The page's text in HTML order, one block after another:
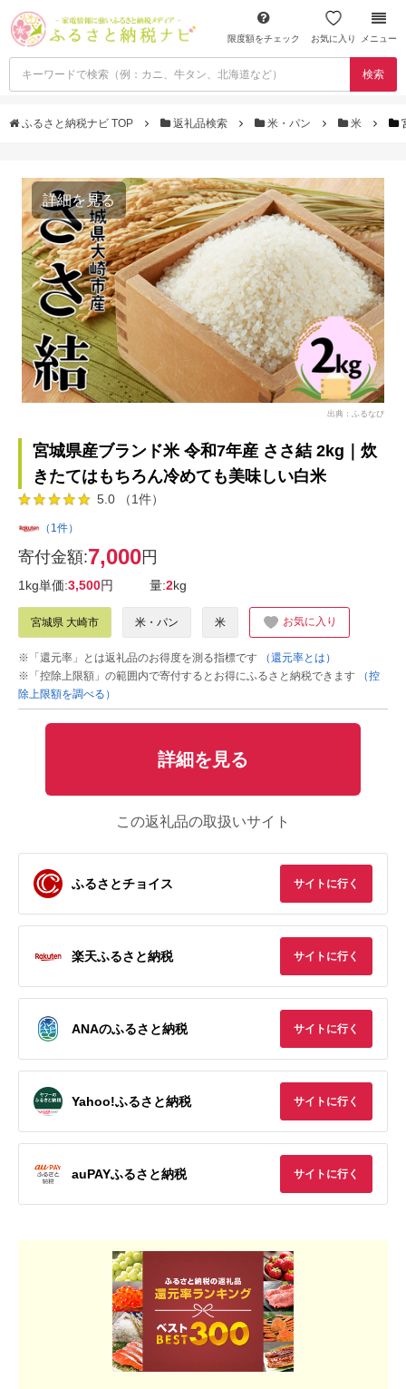
限度額をチェック お気に入り メニュー
検索
ふるさと納税ナビ TOP 返礼品検索 米・パン 米
詳細を見る
出典：ふるなび
宮城県産ブランド米 令和7年産 ささ結 2kg｜炊
きたてはもちろん冷めても美味しい白米
5.0 （1件）
（1件）
寄付金額:7,000円
1kg単価:3,500円 量:2kg
宮城県 大崎市 米・パン 米 お気に入り
※「還元率」とは返礼品のお得度を測る指標です
（還元率とは）
※「控除上限額」の範囲内で寄付するとお得にふるさと納税できます
（控
除上限額を調べる）
詳細を見る
この返礼品の取扱いサイト
ふるさとチョイス サイトに行く
楽天ふるさと納税 サイトに行く
ANAのふるさと納税 サイトに行く
Yahoo!ふるさと納税 サイトに行く
auPAYふるさと納税 サイトに行く